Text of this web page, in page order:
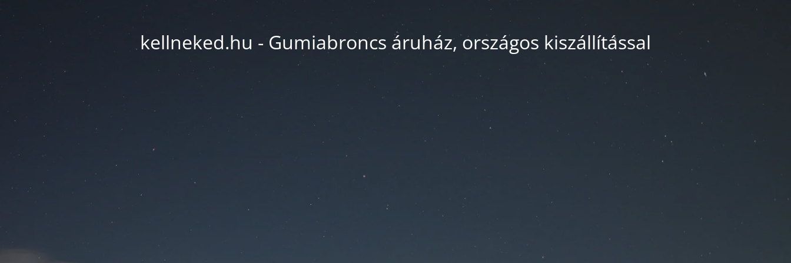
kellneked.hu - Gumiabroncs áruház, országos kiszállítással